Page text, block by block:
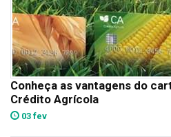
Conheça as vantagens do
Crédito Agrícola
03 fev